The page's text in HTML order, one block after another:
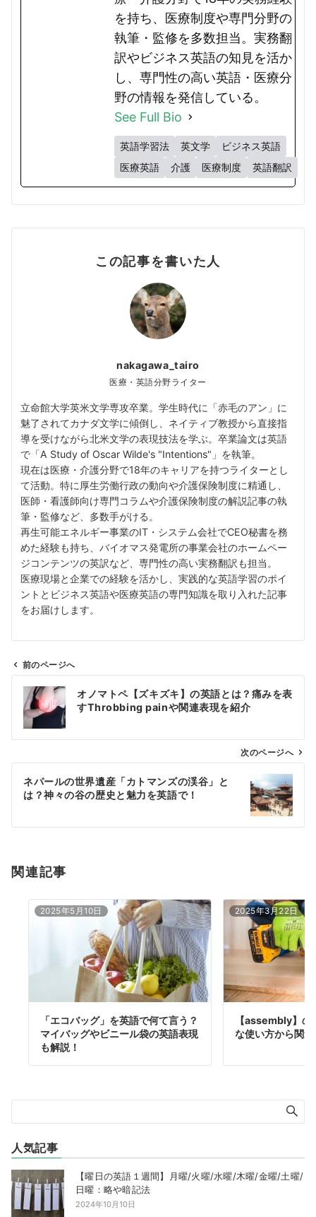
を持ち、医療制度や専門分野の
執筆・監修を多数担当。実務翻
訳やビジネス英語の知見を活か
し、専門性の高い英語・医療分
野の情報を発信している。
See Full Bio
英語学習法 英文学
ビジネス英語
医療英語
介護 医療制度 英語翻訳
この記事を書いた人
nakagawa_tairo
医療・英語分野ライター
立命館大学英米文学専攻卒業。学生時代に「赤毛のアン」に
魅了されてカナダ文学に傾倒し、ネイティブ教授から直接指
導を受けながら北米文学の表現技法を学ぶ。卒業論文は英語
で「A Study of Oscar Wilde's "Intentions"」を執筆。
現在は医療・介護分野で18年のキャリアを持つライターとし
て活動。特に厚生労働行政の動向や介護保険制度に精通し、
医師・看護師向け専門コラムや介護保険制度の解説記事の執
筆・監修など、多数手がける。
再生可能エネルギー事業のIT・システム会社でCEO秘書を務
めた経験も持ち、バイオマス発電所の事業会社のホームペー
ジコンテンツの英訳など、専門性の高い実務翻訳も担当。
医療現場と企業での経験を活かし、実践的な英語学習のポイ
ントとビジネス英語や医療英語の専門知識を取り入れた記事
をお届けします。
ン
前のページへ
オノマトペ【ズキズキ】の英語とは？痛みを表
すThrobbing painや関連表現を紹介
次のページへ
ネパールの世界遺産「カトマンズの渓谷」と
は？神々の谷の歴史と魅力を英語で！
関連記事
2025年5月10日
「エコバッグ」を英語で何て言う？
マイバッグやビニール袋の英語表現
も解説！
2025年3月22日
【assembly】の
な使い方から関
人気記事
【曜日の英語１週間】月曜/火曜/水曜/木曜/金曜/土曜/
日曜：略や暗記法
2024年10月10日